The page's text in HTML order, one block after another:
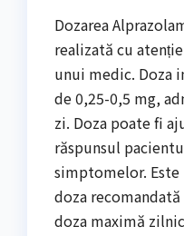
Dozarea
realizată cu
unui medic. Doza
de 0,25-0,5 mg,
zi. Doza poate fi
răspunsul
simptomelor.
doza recomandată
doza maximă